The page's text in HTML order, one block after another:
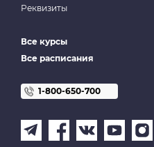
Реквизиты
Все курсы
Все расписания
1-800-650-700